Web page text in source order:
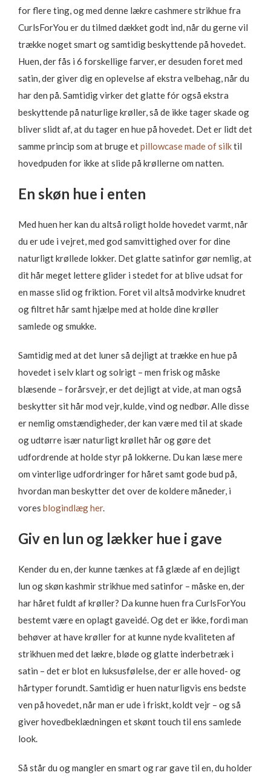
for flere ting, og med denne lækre cashmerestrikhue fra
CurlsForYou er du tilmed dækket godt ind, når du gerne vil
trække noget smart og samtidig beskyttende på hovedet.
Huen, der fås i 6 forskellige farver, er desuden foret med
satin, der giver dig en oplevelse af ekstra velbehag, når du
har den på. Samtidig virker det glatte fór også ekstra
beskyttende på naturlige krøller, så de ikke tager skade og
bliver slidt af, at du tager en hue på hovedet. Det er lidt det
samme princip som at bruge etpillowcase made of silktil
hovedpuden for ikke at slide på krøllerne om natten.
En skøn hue i enten
Med huen her kan du altså roligt holde hovedet varmt, når
du er ude i vejret, med god samvittighed over for dine
naturligt krøllede lokker. Det glatte satinfor gør nemlig, at
dit hår meget lettere glider i stedet for at blive udsat for
en masse slid og friktion. Foret vil altså modvirke knudret
og filtret hår samt hjælpe med at holde dine krøller
samlede og smukke.
Samtidig med at det luner så dejligt at trække en hue på
hovedet i selv klart og solrigt – men frisk og måske
blæsende – forårsvejr, er det dejligt at vide, at man også
beskytter sit hår mod vejr, kulde, vind og nedbør. Alle disse
er nemlig omstændigheder, der kan være med til at skade
og udtørre især naturligt krøllet hår og gøre det
udfordrende at holde styr på lokkerne. Du kan læse mere
om vinterlige udfordringer for håret samt gode bud på,
hvordan man beskytter det over de koldere måneder, i
vores blogindlæg her.
Giv en lun og lækker hue i gave
Kender du en, der kunne tænkes at få glæde af en dejligt
lun og skøn kashmir strikhue med satinfor – måske en, der
har håret fuldt af krøller? Da kunne huen fra CurlsForYou
bestemt være en oplagt gaveidé. Og det er ikke, fordi man
behøver at have krøller for at kunne nyde kvaliteten af
strikhuen med det lækre, bløde og glatte inderbetræk i
satin – det er blot en luksusfølelse, der er alle hoved- og
hårtyper forundt. Samtidig er huen naturligvis ens bedste
ven på hovedet, når man er ude i friskt, koldt vejr – og så
giver hovedbeklædningen et skønt touch til ens samlede
look.
Så står du og mangler en smart og rar gave til en, du holder